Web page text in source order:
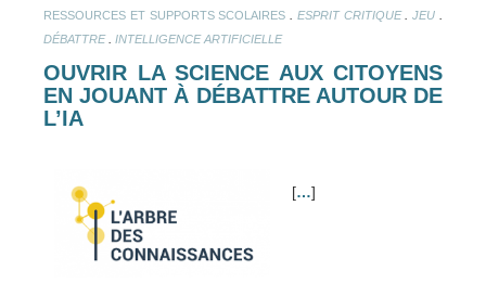
RESSOURCES ET SUPPORTS SCOLAIRES ESPRIT CRITIQUE. JEU
DÉBATTRE. INTELLIGENCE ARTIFICIELLE
OUVRIR LA SCIENCE AUX CITOYENS
EN JOUANT À DÉBATTRE AUTOUR DE
L’IA
[…]